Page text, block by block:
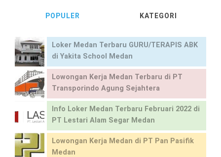
POPULER KATEGORI
Loker Medan Terbaru GURU/TERAPIS ABK
di Yakita School Medan
Lowongan Kerja Medan Terbaru di PT
Transporindo Agung Sejahtera
Info Loker Medan Terbaru Februari 2022 di
PT Lestari Alam Segar Medan
Lowongan Kerja Medan di PT Pan Pasifik
Medan